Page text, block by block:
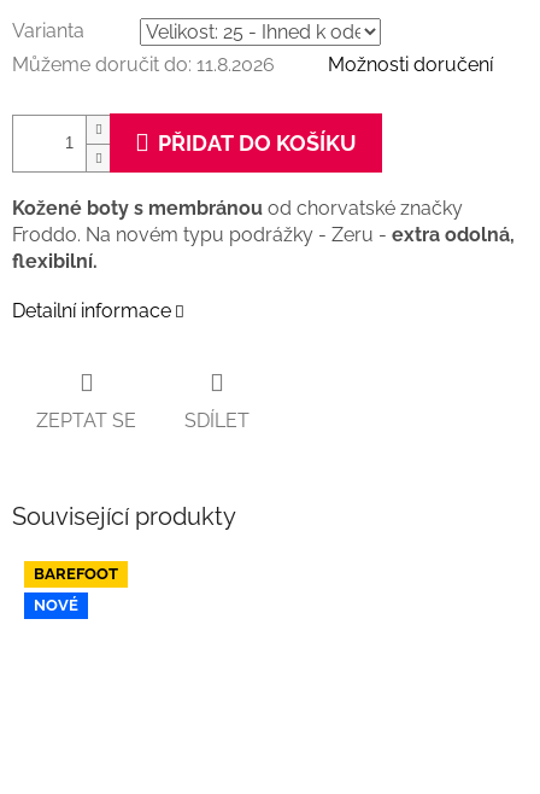
Varianta
Můžeme doručit do: 11.8.2026 Možnosti doručení
PŘIDAT DO KOŠÍKU
Kožené boty s membránou od chorvatské značky
Froddo. Na novém typu podrážky - Zeru - extra odolná,
flexibilní.
Detailní informace
ZEPTAT SE SDÍLET
Související produkty
BAREFOOT
NOVÉ